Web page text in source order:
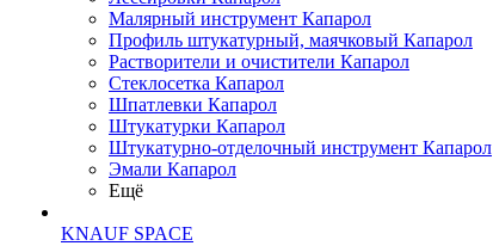
Малярный инструмент Капарол
Профиль штукатурный, маячковый Капарол
Растворители и очистители Капарол
Cтеклосетка Капарол
Шпатлевки Капарол
Штукатурки Капарол
Штукатурно-отделочный инструмент Капарол
Эмали Капарол
Ещё
KNAUF SPACE